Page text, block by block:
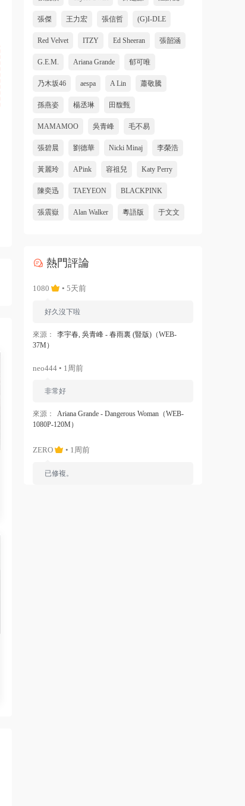
張傑 王力宏 張信哲 (G)I-DLE
Red Velvet ITZY Ed Sheeran 張韶涵
G.E.M. Ariana Grande 郁可唯
乃木坂46 aespa A Lin 蕭敬騰
孫燕姿 楊丞琳 田馥甄
MAMAMOO 吳青峰 毛不易
張碧晨 劉德華 Nicki Minaj 李榮浩
黃麗玲 APink 容祖兒 Katy Perry
陳奕迅 TAEYEON BLACKPINK
張震嶽 Alan Walker 粵語版 于文文
熱門評論
1080 • 5天前
好久沒下啦
來源：
李宇春, 吳青峰 - 春雨裏 (豎版)（WEB-
37M）
neo444 • 1周前
非常好
來源：
Ariana Grande - Dangerous Woman（WEB-
1080P-120M）
ZERO • 1周前
已修複。